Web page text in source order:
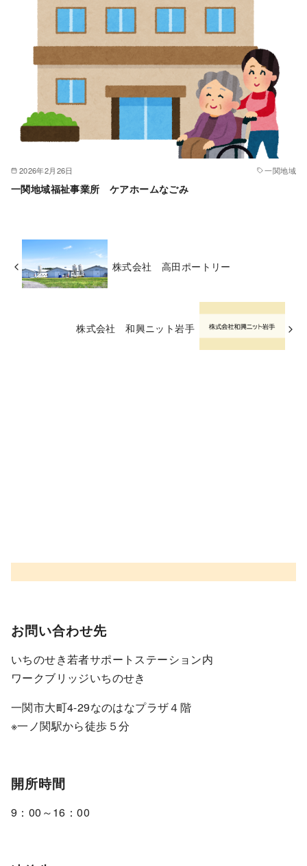
2026年2月26日 一関地域
一関地域福祉事業所 ケアホームなごみ
株式会社 高田ポートリー
株式会社 和興ニット岩手
お問い合わせ先
いちのせき若者サポートステーション内
ワークブリッジいちのせき
一関市大町4-29なのはなプラザ４階
※一ノ関駅から徒歩５分
開所時間
9：00～16：00